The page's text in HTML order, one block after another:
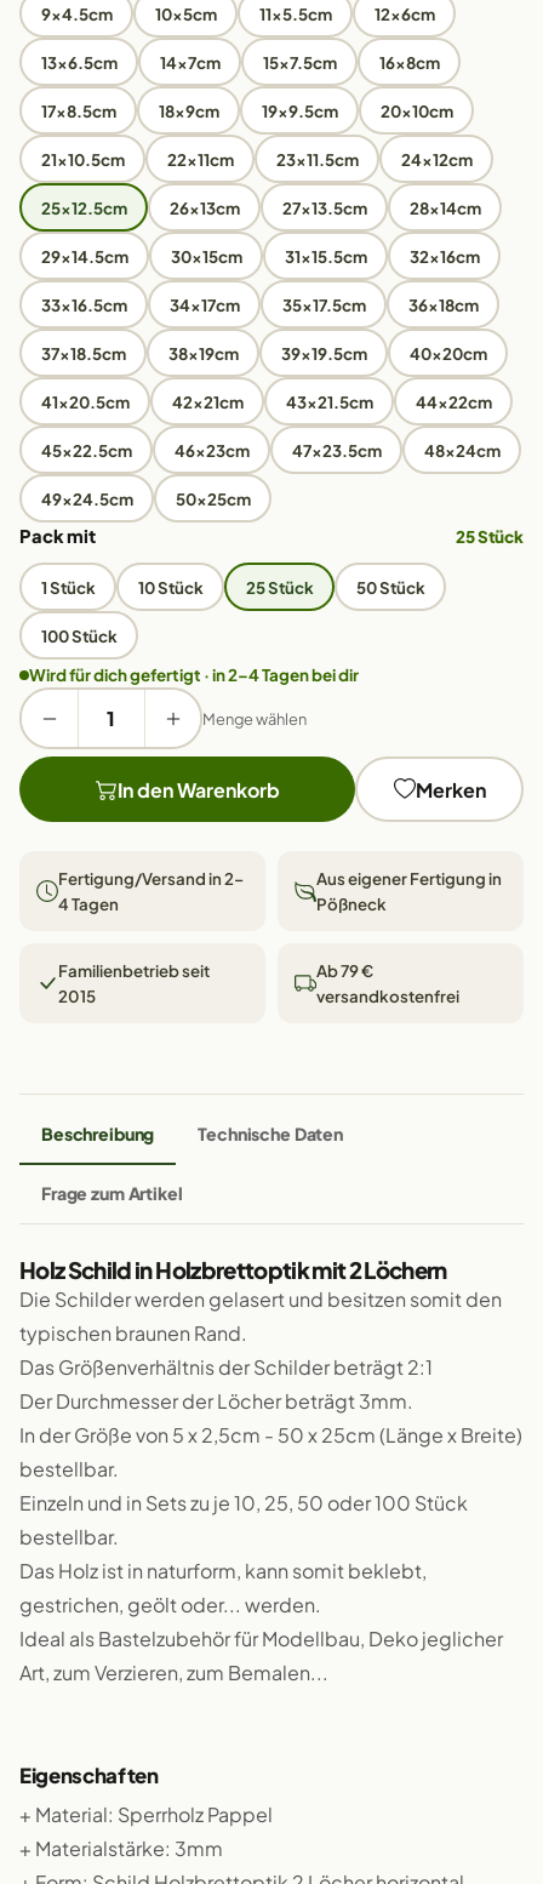
9x4.5cm 10x5cm 11x5.5cm 12x6cm
13x6.5cm 14x7cm 15x7.5cm 16x8cm
17x8.5cm 18x9cm 19x9.5cm 20x10cm
21x10.5cm 22x11cm 23x11.5cm 24x12cm
25x12.5cm 26x13cm 27x13.5cm 28x14cm
29x14.5cm 30x15cm 31x15.5cm 32x16cm
33x16.5cm 34x17cm 35x17.5cm 36x18cm
37x18.5cm 38x19cm 39x19.5cm 40x20cm
41x20.5cm 42x21cm 43x21.5cm 44x22cm
45x22.5cm 46x23cm 47x23.5cm 48x24cm
49x24.5cm 50x25cm
Pack mit 25 Stück
1 Stück 10 Stück 25 Stück 50 Stück
100 Stück
Wird für dich gefertigt · in 2–4 Tagen bei dir
Menge wählen
In den Warenkorb Merken
Fertigung/Versand in 2–
4 Tagen
Aus eigener Fertigung in
Pößneck
Familienbetrieb seit
2015
Ab 79 €
versandkostenfrei
Beschreibung Technische Daten
Frage zum Artikel
Holz Schild in Holzbrettoptik mit 2 Löchern
Die Schilder werden gelasert und besitzen somit den
typischen braunen Rand.
Das Größenverhältnis der Schilder beträgt 2:1
Der Durchmesser der Löcher beträgt 3mm.
In der Größe von 5 x 2,5cm - 50 x 25cm (Länge x Breite)
bestellbar.
Einzeln und in Sets zu je 10, 25, 50 oder 100 Stück
bestellbar.
Das Holz ist in naturform, kann somit beklebt,
gestrichen, geölt oder... werden.
Ideal als Bastelzubehör für Modellbau, Deko jeglicher
Art, zum Verzieren, zum Bemalen...
Eigenschaften
+ Material: Sperrholz Pappel
+ Materialstärke: 3mm